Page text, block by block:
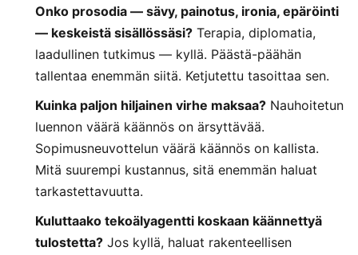
Onko prosodia — sävy, painotus, ironia, epäröinti
— keskeistä sisällössäsi? Terapia, diplomatia,
laadullinen tutkimus — kyllä. Päästä-päähän
tallentaa enemmän siitä. Ketjutettu tasoittaa sen.
Kuinka paljon hiljainen virhe maksaa? Nauhoitetun
luennon väärä käännös on ärsyttävää.
Sopimusneuvottelun väärä käännös on kallista.
Mitä suurempi kustannus, sitä enemmän haluat
tarkastettavuutta.
Kuluttaako tekoälyagentti koskaan käännettyä
tulostetta? Jos kyllä, haluat rakenteellisen